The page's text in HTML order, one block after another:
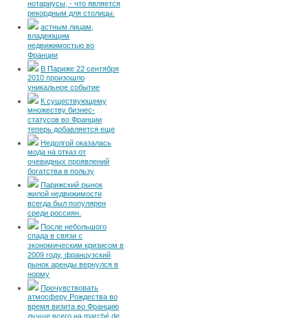
нотариусы, - что является
рекордным для столицы.
астным лицам,
владеющим
недвижимостью во
Франции
В Париже 22 сентября
2010 произошло
уникальное событие
К существующему
множеству бизнес-
статусов во Франции
теперь добавляется еще
Недолгой оказалась
мода на отказ от
очевидных проявлений
богатства в пользу
Парижский рынок
жилой недвижимости
всегда был популярен
среди россиян.
После небольшого
спада в связи с
экономическим кризисом в
2009 году, французский
рынок аренды вернулся в
норму
Прочувствовать
атмосферу Рождества во
время визита во Францию